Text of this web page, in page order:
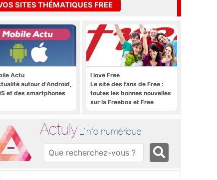
SITES THÉMATIQUES FREE
Actu
autour d'Android,
et des smartphones
I love Free
Le site des fans de Free :
toutes les bonnes nouvelles
sur la Freebox et Free
Actuly L'info numérique